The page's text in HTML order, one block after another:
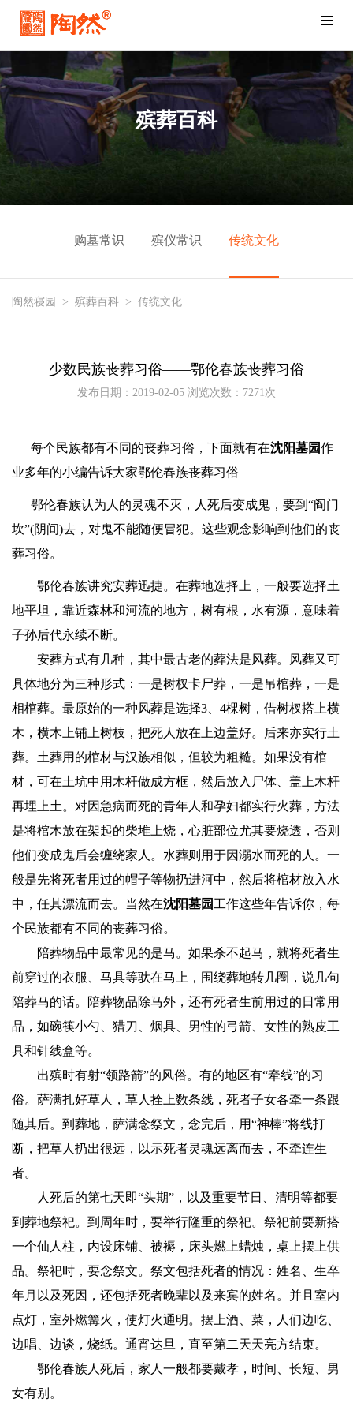
殡葬百科
购墓常识 殡仪常识 传统文化
陶然寝园 > 殡葬百科 > 传统文化
少数民族丧葬习俗——鄂伦春族丧葬习俗
发布日期：2019-02-05 浏览次数：7271次
每个民族都有不同的丧葬习俗，下面就有在沈阳墓园作
业多年的小编告诉大家鄂伦春族丧葬习俗
鄂伦春族认为人的灵魂不灭，人死后变成鬼，要到“阎门
坎”(阴间)去，对鬼不能随便冒犯。这些观念影响到他们的丧
葬习俗。
鄂伦春族讲究安葬迅捷。在葬地选择上，一般要选择土
地平坦，靠近森林和河流的地方，树有根，水有源，意味着
子孙后代永续不断。
安葬方式有几种，其中最古老的葬法是风葬。风葬又可
具体地分为三种形式：一是树杈卡尸葬，一是吊棺葬，一是
相棺葬。最原始的一种风葬是选择3、4棵树，借树杈搭上横
木，横木上铺上树枝，把死人放在上边盖好。后来亦实行土
葬。土葬用的棺材与汉族相似，但较为粗糙。如果没有棺
材，可在土坑中用木杆做成方框，然后放入尸体、盖上木杆
再埋上土。对因急病而死的青年人和孕妇都实行火葬，方法
是将棺木放在架起的柴堆上烧，心脏部位尤其要烧透，否则
他们变成鬼后会缠绕家人。水葬则用于因溺水而死的人。一
般是先将死者用过的帽子等物扔进河中，然后将棺材放入水
中，任其漂流而去。 当然在沈阳墓园 工作这些年告诉你， 每
个民族都有不同的丧葬习俗。
陪葬物品中最常见的是马。如果杀不起马，就将死者生
前穿过的衣服、马具等驮在马上，围绕葬地转几圈，说几句
陪葬马的话。陪葬物品除马外，还有死者生前用过的日常用
品，如碗筷小勺、猎刀、烟具、男性的弓箭、女性的熟皮工
具和针线盒等。
出殡时有射“领路箭”的风俗。有的地区有“牵线”的习
俗。萨满扎好草人，草人拴上数条线，死者子女各牵一条跟
随其后。到葬地，萨满念祭文，念完后，用“神棒”将线打
断，把草人扔出很远，以示死者灵魂远离而去，不牵连生
者。
人死后的第七天即“头期”，以及重要节日、清明等都要
到葬地祭祀。到周年时，要举行隆重的祭祀。祭祀前要新搭
一个仙人柱，内设床铺、被褥，床头燃上蜡烛，桌上摆上供
品。祭祀时，要念祭文。祭文包括死者的情况：姓名、生卒
年月以及死因，还包括死者晚辈以及来宾的姓名。并且室内
点灯，室外燃篝火，使灯火通明。摆上酒、菜，人们边吃、
边唱、边谈，烧纸。通宵达旦，直至第二天天亮方结束。
鄂伦春族人死后，家人一般都要戴孝，时间、长短、男
女有别。